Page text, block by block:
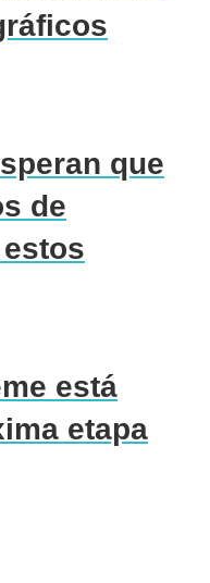
que
de
está
etapa